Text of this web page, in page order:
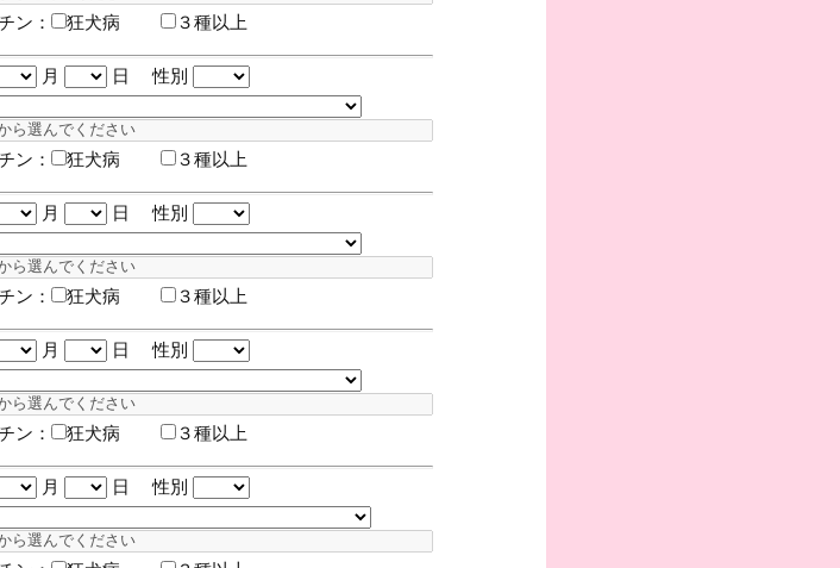
ン： 狂犬病 ３種以上
月
日 性別
ン： 狂犬病 ３種以上
月
日 性別
ン： 狂犬病 ３種以上
月
日 性別
ン： 狂犬病 ３種以上
月
日 性別